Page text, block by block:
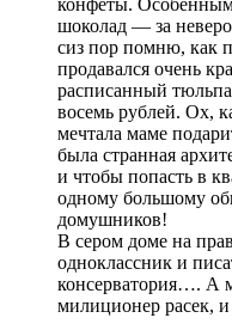
шоколад — за
сиз пор помню, как
продавался очень
расписанный
восемь рублей. Ох,
мечтала маме
была странная
и чтобы попасть в
одному большому
домушников!
В сером доме на
одноклассник и
консерватория…. А
милиционер расек,